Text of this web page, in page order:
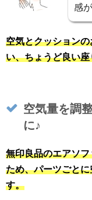
感
空気とクッション
い、ちょうど良い
空気量を調
に♪
無印良品のエアソ
ため、パーツごと
す。